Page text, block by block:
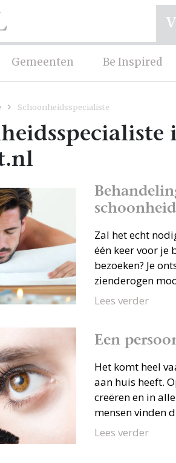
Gemeenten Be Inspired
Schoonheidsspecialiste
Zal het echt
één keer voor je
bezoeken? Je
zienderogen
Lees verder
Een
Het komt heel
aan huis heeft.
creëren en in
mensen vinden
Lees verder